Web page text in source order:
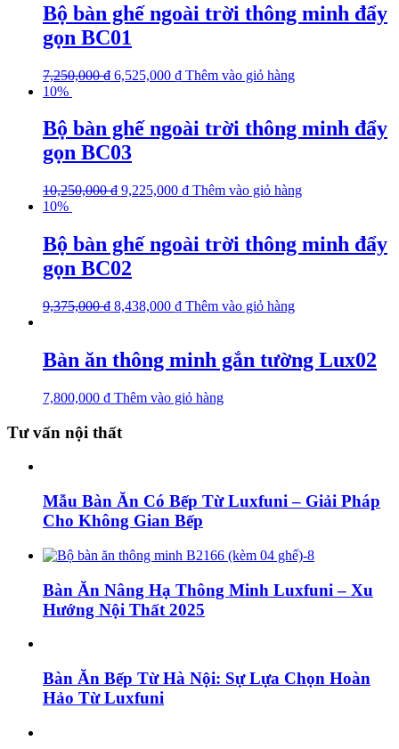
Bộ bàn ghế ngoài trời thông minh đẩy
gọn BC01
7,250,000₫ 6,525,000 ₫ Thêm vào giỏ hàng
10%
Bộ bàn ghế ngoài trời thông minh đẩy
gọn BC03
10,250,000₫ 9,225,000 ₫ Thêm vào giỏ hàng
10%
Bộ bàn ghế ngoài trời thông minh đẩy
gọn BC02
9,375,000₫ 8,438,000 ₫ Thêm vào giỏ hàng
Bàn ăn thông minh gắn tường Lux02
7,800,000 ₫ Thêm vào giỏ hàng
Tư vấn nội thất
Mẫu Bàn Ăn Có Bếp Từ Luxfuni – Giải Pháp
Cho Không Gian Bếp
Bàn Ăn Nâng Hạ Thông Minh Luxfuni – Xu
Hướng Nội Thất 2025
Bàn Ăn Bếp Từ Hà Nội: Sự Lựa Chọn Hoàn
Hảo Từ Luxfuni